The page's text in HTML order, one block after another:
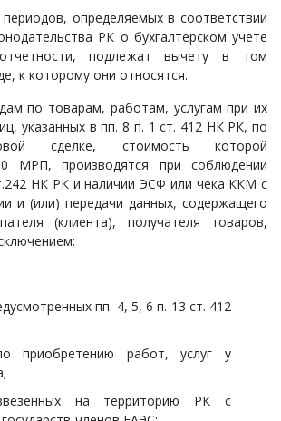
определяемых в соответствии
РК о бухгалтерском учете
подлежат вычету в том
к которому они относятся.
по товарам, работам, услугам при их
указанных в пп. 8 п. 1 ст. 412 НК РК, по
сделке, стоимость которой
МРП, производятся при соблюдении
НК РК и наличии ЭСФ или чека ККМ с
и (или) передачи данных, содержащего
(клиента), получателя товаров,
пп. 4, 5, 6 п. 13 ст. 412
приобретению работ, услуг у
на территорию РК с